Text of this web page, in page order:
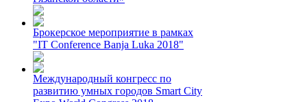
Брокерское мероприятие в рамках
"IT Conference Banja Luka 2018"
Международный конгресс по
развитию умных городов Smart City